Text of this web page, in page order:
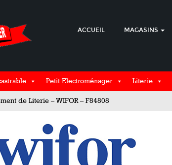
ACCUEIL MAGASINS
Petit Electroménager Literie
de Literie – WIFOR – F84808